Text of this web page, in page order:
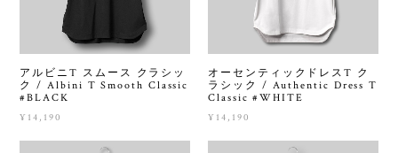
アルビニT スムース クラシッ
ク / Albini T Smooth Classic
#BLACK
¥14,190
オーセンティックドレスT ク
ラシック / Authentic Dress T
Classic #WHITE
¥14,190